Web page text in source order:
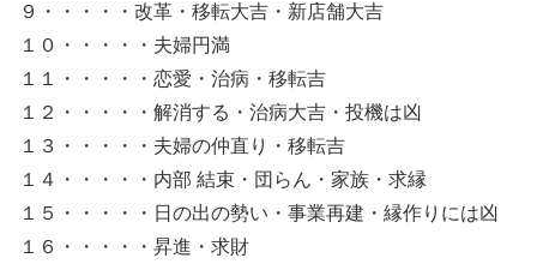
９・・・・・改革・移転大吉・新店舗大吉
１０・・・・・夫婦円満
１１・・・・・恋愛・治病・移転吉
１２・・・・・解消する・治病大吉・投機は凶
１３・・・・・夫婦の仲直り・移転吉
１４・・・・・内部 結束・団らん・家族・求縁
１５・・・・・日の出の勢い・事業再建・縁作りには凶
１６・・・・・昇進・求財